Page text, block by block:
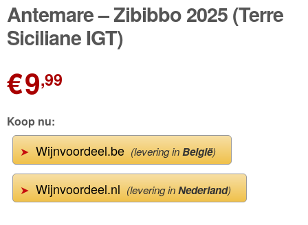
Wijnpakketten
Antemare – Zibibbo 2025 (Terre
Siciliane IGT)
€9,99
Koop nu:
➤Wijnvoordeel.be(levering inBelgië)
➤Wijnvoordeel.nl(levering inNederland)